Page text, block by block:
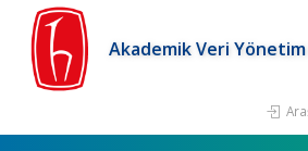
Akademik Veri